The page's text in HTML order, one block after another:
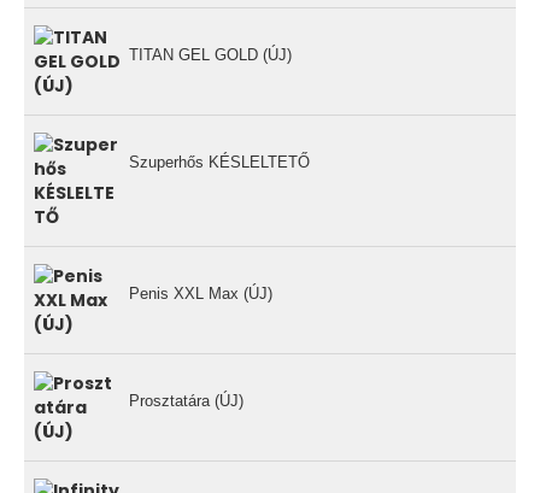
TITAN GEL GOLD (ÚJ)
Szuperhős KÉSLELTETŐ
Penis XXL Max (ÚJ)
Prosztatára (ÚJ)